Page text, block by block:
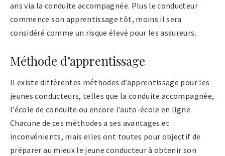
ans via la conduite accompagnée. Plus le conducteur
commence son apprentissage tôt, moins il sera
considéré comme un risque élevé pour les assureurs.
Méthode d’apprentissage
Il existe différentes méthodes d’apprentissage pour les
jeunes conducteurs, telles que la conduite accompagnée,
l’école de conduite ou encore l’auto-école en ligne.
Chacune de ces méthodes a ses avantages et
inconvénients, mais elles ont toutes pour objectif de
préparer au mieux le jeune conducteur à obtenir son